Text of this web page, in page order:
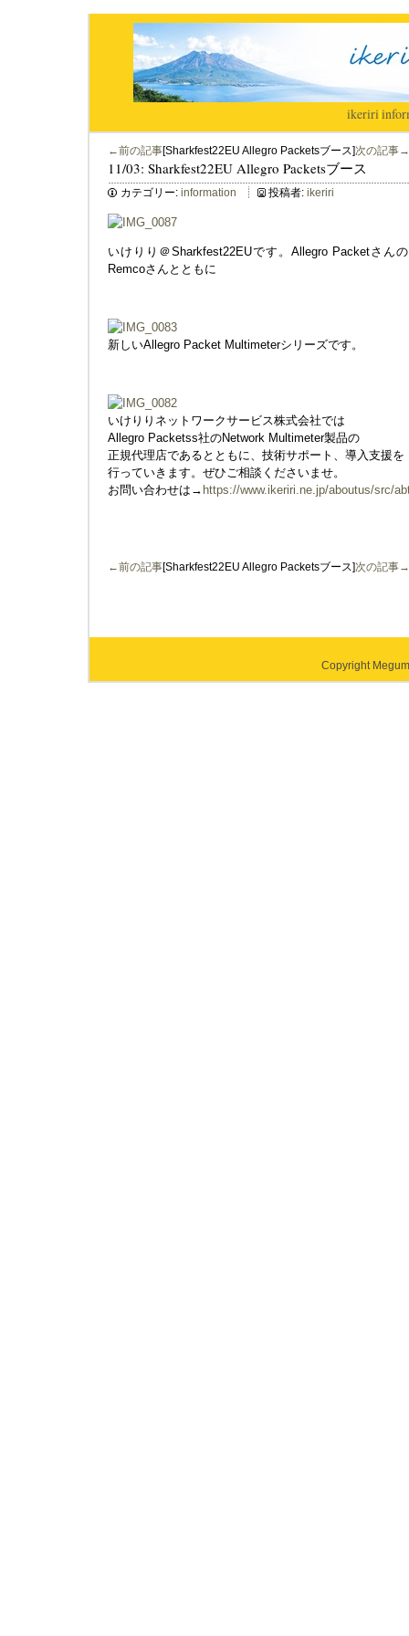
ikeriri|
←前の記事[Sharkfest22EU Allegro Packetsブース]次の記事→
11/03: Sharkfest22EU Allegro Packetsブース
カテゴリー: information 投稿者: ikeriri
いけりり＠Sharkfest22EUです。Allegro Packetさん
Remcoさんとともに
新しいAllegro Packet Multimeterシリーズです。
いけりりネットワークサービス株式会社では
Allegro Packetss社のNetwork Multimeter製品の
正規代理店であるとともに、技術サポート、導入支援を
行っていきます。ぜひご相談くださいませ。
お問い合わせは→ https://www.ikeriri.ne.jp/aboutus/src/
←前の記事[Sharkfest22EU Allegro Packetsブース]次の記事→
Copyright